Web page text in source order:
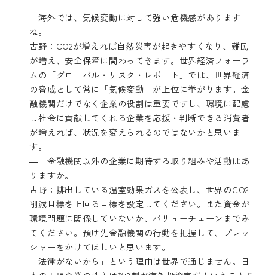
―海外では、気候変動に対して強い危機感があります
ね。
古野：CO2が増えれば自然災害が起きやすくなり、難民
が増え、安全保障に関わってきます。世界経済フォーラ
ムの「グローバル・リスク・レポート」では、世界経済
の脅威として常に「気候変動」が上位に挙がります。金
融機関だけでなく企業の役割は重要ですし、環境に配慮
し社会に貢献してくれる企業を応援・判断できる消費者
が増えれば、状況を変えられるのではないかと思いま
す。
― 金融機関以外の企業に期待する取り組みや活動はあ
りますか。
古野：排出している温室効果ガスを公表し、世界のCO2
削減目標を上回る目標を設定してください。また資金が
環境問題に関係していないか、バリューチェーンまでみ
てください。預け先金融機関の行動を把握して、プレッ
シャーをかけてほしいと思います。
「法律がないから」という理由は世界で通じません。日